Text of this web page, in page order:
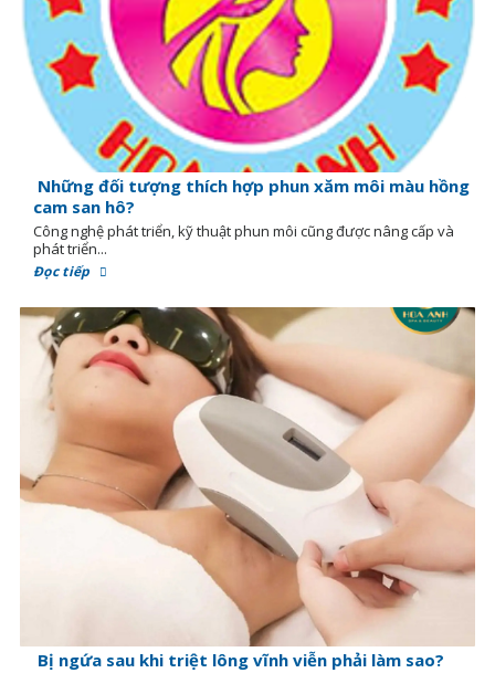
Những đối tượng thích hợp phun xăm môi màu hồng
cam san hô?
Công nghệ phát triển, kỹ thuật phun môi cũng được nâng cấp và
phát triển...
Đọc tiếp
Bị ngứa sau khi triệt lông vĩnh viễn phải làm sao?